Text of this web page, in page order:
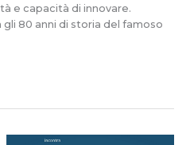
e capacità di innovare.
80 anni di storia del famoso